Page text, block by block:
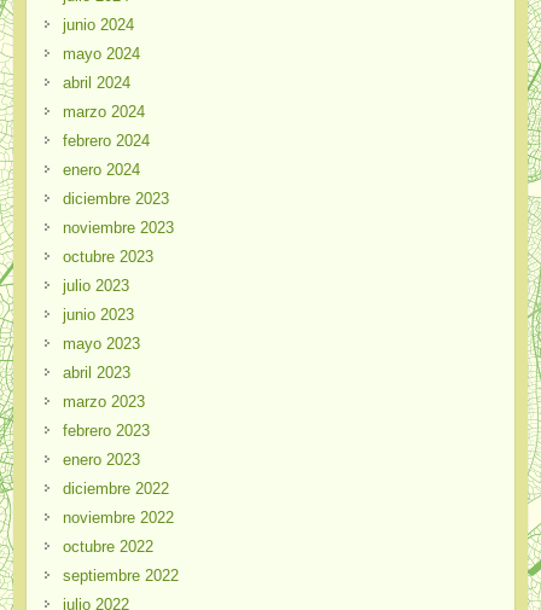
junio 2024
mayo 2024
abril 2024
marzo 2024
febrero 2024
enero 2024
diciembre 2023
noviembre 2023
octubre 2023
julio 2023
junio 2023
mayo 2023
abril 2023
marzo 2023
febrero 2023
enero 2023
diciembre 2022
noviembre 2022
octubre 2022
septiembre 2022
julio 2022